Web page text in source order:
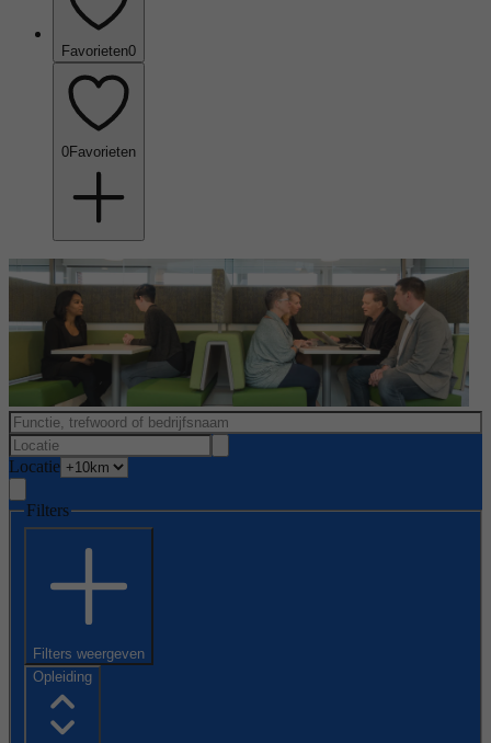
Favorieten0
0Favorieten
Locatie
Filters
Filters weergeven
Opleiding